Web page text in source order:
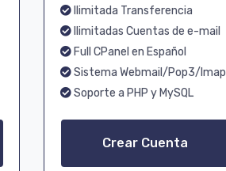
Ilimitada Transferencia
Ilimitadas Cuentas de e-mail
Full CPanel en Español
Sistema Webmail/Pop3/Imap
Soporte a PHP y MySQL
Crear Cuenta